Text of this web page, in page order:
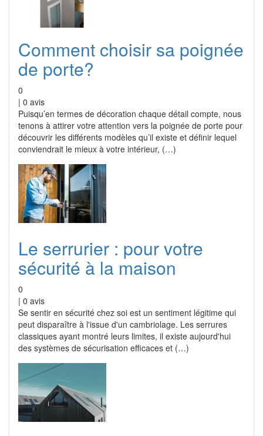
Comment choisir sa poignée
de porte?
0
| 0 avis
Puisqu’en termes de décoration chaque détail compte, nous
tenons à attirer votre attention vers la poignée de porte pour
découvrir les différents modèles qu’il existe et définir lequel
conviendrait le mieux à votre intérieur, (…)
Le serrurier : pour votre
sécurité à la maison
0
| 0 avis
Se sentir en sécurité chez soi est un sentiment légitime qui
peut disparaître à l'issue d'un cambriolage. Les serrures
classiques ayant montré leurs limites, il existe aujourd'hui
des systèmes de sécurisation efficaces et (…)